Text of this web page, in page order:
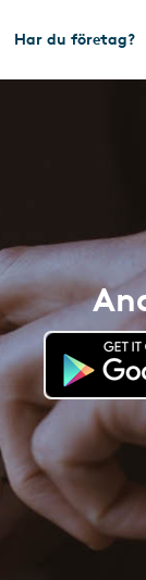
Har du företag?